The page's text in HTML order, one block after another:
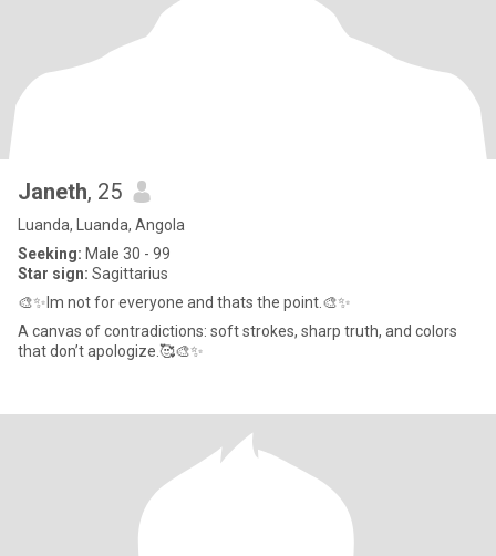
Janeth, 25
Luanda, Luanda, Angola
Seeking: Male 30 - 99
Star sign: Sagittarius
🎨✨Im not for everyone and thats the point.🎨✨
A canvas of contradictions: soft strokes, sharp truth, and colors
that don’t apologize.🥰🎨✨